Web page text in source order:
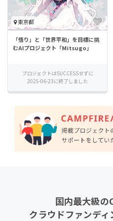
東京都
「悟り」と「世界平和」を目標に挑
むAIプロジェクト「Mitsugo」
プロジェクトはSUCCESSせずに
2025-06-23に終了しました
国内最大級の
クラウドファンデ